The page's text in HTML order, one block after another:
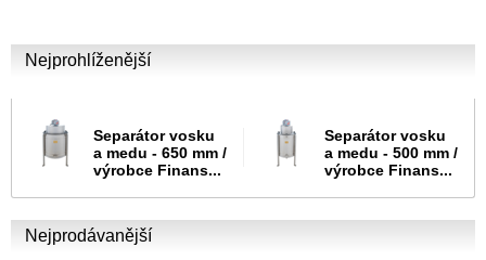
Nejprohlíženější
Separátor vosku
a medu - 650 mm /
výrobce Finans...
Separátor vosku
a medu - 500 mm /
výrobce Finans...
Nejprodávanější